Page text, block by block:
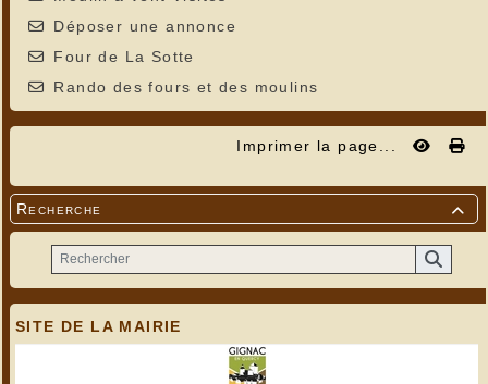
Déposer une annonce
Four de La Sotte
Rando des fours et des moulins
Imprimer la page...

Recherche
SITE DE LA MAIRIE